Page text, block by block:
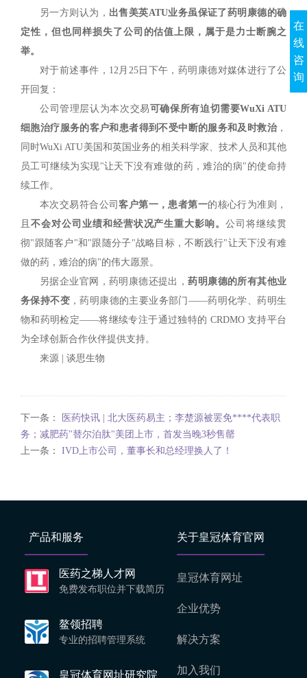
另一方则认为， 出售美英ATU业务虽保证了药明康德的确
定性，但也同样损失了公司的估值上限，属于是力士断腕之
举。
对于前述事件，12月25日下午，药明康德对媒体进行了公
开回复：
公司管理层认为本次交易可确保所有迫切需要WuXi ATU
细胞治疗服务的客户和患者得到不受中断的服务和及时救治，
同时WuXi ATU美国和英国业务的相关科学家、技术人员和其他
员工可继续为实现"让天下没有难做的药，难治的病"的使命持
续工作。
本次交易符合公司客户第一，患者第一的核心行为准则，
且 不会对公司业绩和经营状况产生重大影响。公司将继续贯
彻"跟随客户"和"跟随分子"战略目标，不断践行"让天下没有难
做的药，难治的病"的伟大愿景。
另据企业官网，药明康德还提出，药明康德的所有其他业
务保持不变 ，药明康德的主要业务部门——药明化学、药明生
物和药明检定——将继续专注于通过独特的 CRDMO 支持平台
为全球创新合作伙伴提供支持。
来源 | 谈思生物
下一条：
医药快讯 | 北大医药易主；李楚源被罢免****代表职
务；减肥药"替尔泊肽"美团上市，首发当晚3秒售罄
上一条： IVD上市公司，董事长和总经理换人了！
产品和服务
医药之梯人才网
免费发布职位并下载简历
鳌领招聘
专业的招聘管理系统
皇冠体育网址研究院
关于皇冠体育官网
皇冠体育网址
企业优势
解决方案
加入我们
在
线
咨
询